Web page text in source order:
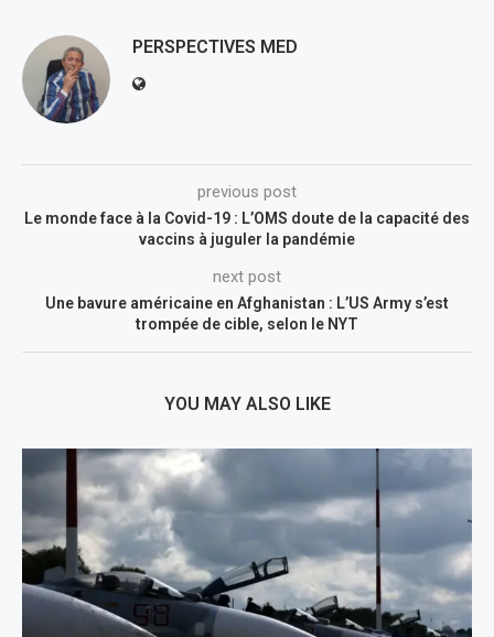
PERSPECTIVES MED
previous post
Le monde face à la Covid-19 : L’OMS doute de la capacité des
vaccins à juguler la pandémie
next post
Une bavure américaine en Afghanistan : L’US Army s’est
trompée de cible, selon le NYT
YOU MAY ALSO LIKE